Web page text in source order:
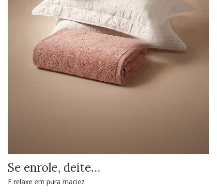
Se enrole, deite…
E relaxe em pura maciez